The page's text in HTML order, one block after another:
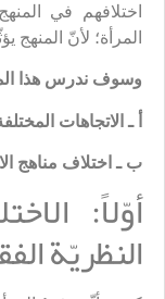
اختلافهم في
المرأة؛ لأنّ
وسوف ندرس هذا
أ ـ الاتجاهات
ب ـ اختلاف مناهج
أوّلاً:
النظريّة